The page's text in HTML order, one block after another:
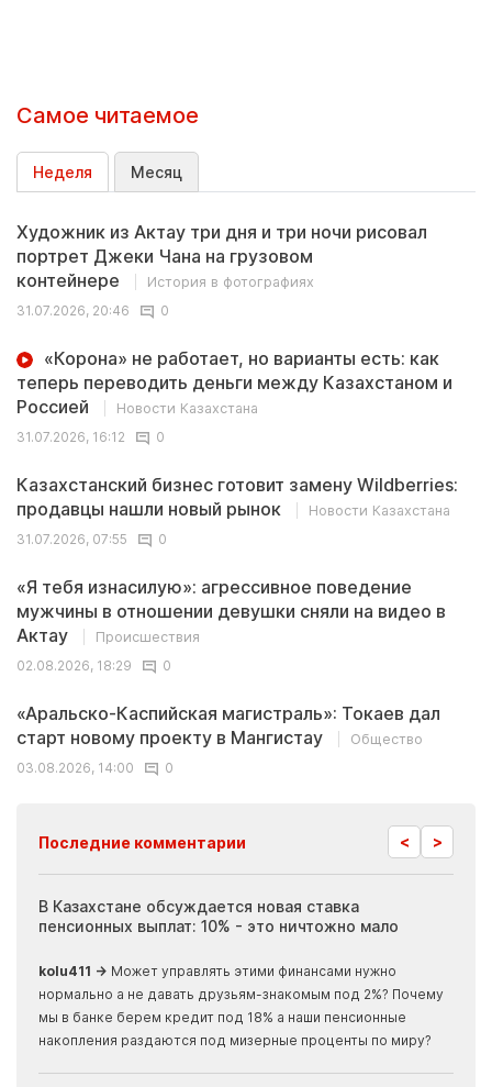
Самое читаемое
Неделя Месяц
Художник из Актау три дня и три ночи рисовал
портрет Джеки Чана на грузовом
контейнере
История в фотографиях
31.07.2026, 20:46
0
«Корона» не работает, но варианты есть: как
теперь переводить деньги между Казахстаном и
Россией
Новости Казахстана
31.07.2026, 16:12
0
Казахстанский бизнес готовит замену Wildberries:
продавцы нашли новый рынок
Новости Казахстана
31.07.2026, 07:55
0
«Я тебя изнасилую»: агрессивное поведение
мужчины в отношении девушки сняли на видео в
Актау
Происшествия
02.08.2026, 18:29
0
«Аральско-Каспийская магистраль»: Токаев дал
старт новому проекту в Мангистау
Общество
03.08.2026, 14:00
0
Последние комментарии < >
В Казахстане обсуждается новая ставка
пенсионных выплат: 10% - это ничтожно мало
kolu411 → Может управлять этими финансами нужно
нормально а не давать друзьям-знакомым под 2%? Почему
мы в банке берем кредит под 18% а наши пенсионные
накопления раздаются под мизерные проценты по миру?